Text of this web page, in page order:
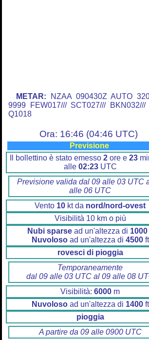
METAR: NZAA 090430Z AUTO
9999 FEW017/// SCT027/// BKN032///
Q1018
Ora: 16:46 (04:46 UTC)
Previsione
Il bollettino è stato emesso 2ore e 23
alle 02:23UTC
Previsione valida dal 09 alle 03 UTC
alle 06 UTC
Vento 10 kt da nord/nord-ovest
Visibilità 10 km o più
Nubi sparsead un'altezza di 1000
Nuvolosoad un'altezza di 4500ft
rovesci di pioggia
Temporaneamente
dal 09 alle 03 UTC al 09 alle 08
Visibilità: 6000 m
Nuvolosoad un'altezza di 1400ft
pioggia
A partire da 09 alle 0900 UTC